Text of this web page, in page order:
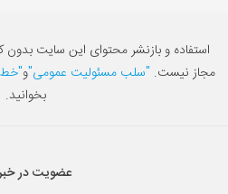
استفاده و بازنشر محتوای این سایت
مجاز نیست. "سلب مسئولیت عمومی"و
بخوانید.
عضویت در